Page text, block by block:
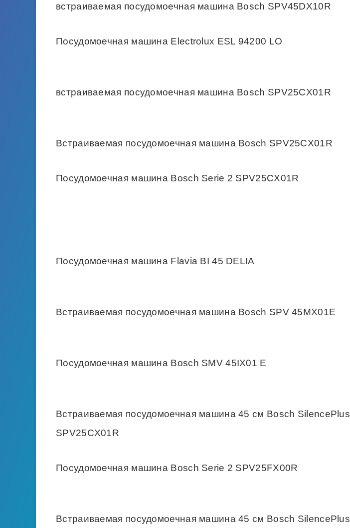
встраиваемая посудомоечная машина Bosch SPV45DX10R
Посудомоечная машина Electrolux ESL 94200 LO
встраиваемая посудомоечная машина Bosch SPV25CX01R
Встраиваемая посудомоечная машина Bosch SPV25CX01R
Посудомоечная машина Bosch Serie 2 SPV25CX01R
Посудомоечная машина Flavia BI 45 DELIA
Встраиваемая посудомоечная машина Bosch SPV 45MX01E
Посудомоечная машина Bosch SMV 45IX01 E
Встраиваемая посудомоечная машина 45 см Bosch SilencePlus
SPV25CX01R
Посудомоечная машина Bosch Serie 2 SPV25FX00R
Встраиваемая посудомоечная машина 45 см Bosch SilencePlus